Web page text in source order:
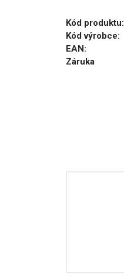
Kód produktu:
Kód výrobce:
EAN:
Záruka